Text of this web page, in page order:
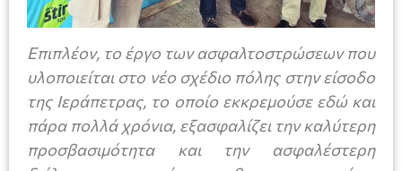
Επιπλέον, το έργο των ασφαλτοστρώσεων που
υλοποιείται στο νέο σχέδιο πόλης στην είσοδο
της Ιεράπετρας, το οποίο εκκρεμούσε εδώ και
πάρα πολλά χρόνια, εξασφαλίζει την καλύτερη
προσβασιμότητα και την ασφαλέστερη